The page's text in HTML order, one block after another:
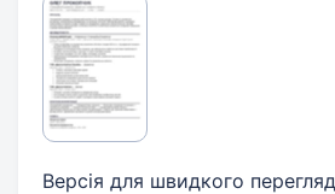
Версія для швидкого